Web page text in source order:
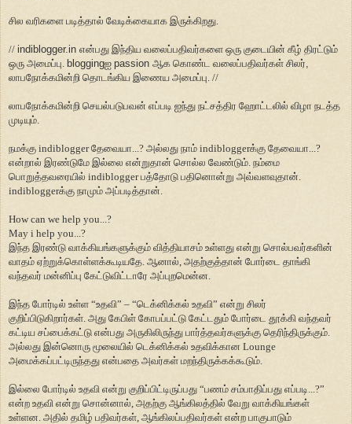
சில வரிகளை படித்தால் வேடிக்கையாக இருக்கிறது.
// indiblogger.in என்பது இந்திய வலைப்பதிவர்களை ஒரு குடையின் கீழ் திரட்டும்
ஒரு அமைப்பு. bloggingஐ passion ஆக கொண்ட வலைப்பதிவர்கள் சிலர்
லாபநோக்கமின்றி தொடங்கிய இணைய அமைப்பு. //
லாபநோக்கமின்றி செயல்படுபவன் எப்படி ஐந்து நட்சத்திர ஹோட்டலில் விழா நடத்த
முடியும்.
நமக்கு indiblogger தேவையா...? அல்லது நாம் indibloggerக்கு தேவையா...?
என்றால் இரண்டுமே இல்லை என்றுதான் சொல்ல வேண்டும். நம்மை
பொறுத்தவரையில் indiblogger பத்தோடு பதினொன்று அவ்வளவுதான்.
indibloggerக்கு நாமும் அப்படித்தான்.
How can we help you...?
May i help you...?
இந்த இரண்டு வாக்கியங்களுக்கும் வித்தியாசம் உள்ளது என்று சொல்பவர்களின்
வாதம் ஏற்றுக்கொள்ளக்கூடியதே. ஆனால், அதற்குத்தான் போர்டை தாங்கி
வந்தவர் மன்னிப்பு கேட்டுவிட்டாரே அப்புறமென்ன.
இந்த போர்டில் உள்ள “உதவி” – “டெக்னிக்கல் உதவி” என்று சிலர்
குறிப்பிடுகிறார்கள். அது கேபிள் கோபப்பட்டு கேட்டதும் போர்டை தூக்கி வந்தவர்
கட்டிய சப்பைக்கட்டு என்பது அருகிலிருந்து பார்த்தவர்களுக்கு தெரிந்திருக்கும்.
அல்லது இன்னொரு மூலையில் டெக்னிக்கல் உதவிக்கான Lounge
அமைக்கப்பட்டிருந்தது என்பதை அவர்கள் மறந்திருக்கக்கூடும்.
இல்லை போர்டில் உதவி என்று குறிப்பிட்டிருப்பது “பணம் சம்பாதிப்பது எப்படி...?”
என்ற உதவி என்று சொன்னால், அதற்கு ஆங்கிலத்தில் வேறு வாக்கியங்கள்
உள்ளன. அதில் தமிழ் பதிவர்கள், ஆங்கிலப்பதிவர்கள் என்ற பாகுபாடும்